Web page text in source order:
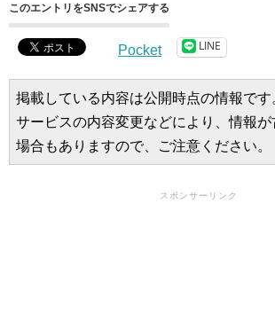
このエントリをSNSでシェアする
Pocket LINE
掲載している内容は公開時点の情報です
サービスの内容変更などにより、情報
場合もありますので、ご注意ください。
スポンサーリンク